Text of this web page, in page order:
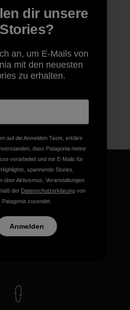
Produkte gilt
dir unsere
Stories?
an, um E-Mails von
mit den neuesten
zu erhalten.
auf die Anmelden Taste, erkläre
dass Patagonia meine
verarbeitet und mir E-Mails für
spannende Stories,
über Aktivismus, Veranstaltungen
der Datenschutzerklärungvon
Patagonia zusendet.
Anmelden